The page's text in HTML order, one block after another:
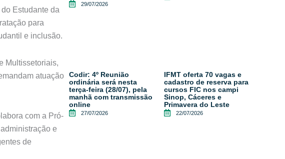
Estudante da
para
e inclusão.
Multissetoriais,
atuação
com a Pró-
e
de
29/07/2026
Codir: 4º Reunião
ordinária será nesta
terça-feira (28/07), pela
manhã com transmissão
online
27/07/2026
IFMT oferta 70 vagas e
cadastro de reserva para
cursos FIC nos campi
Sinop, Cáceres e
Primavera do Leste
22/07/2026